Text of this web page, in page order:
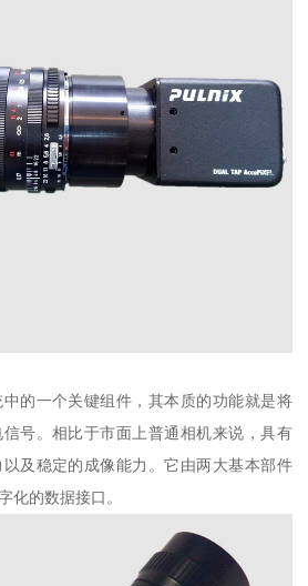
的一个关键组件，其本质的功能就是将
号。相比于市面上普通相机来说，具有
及稳定的成像能力。它由两大基本部件
化的数据接口。